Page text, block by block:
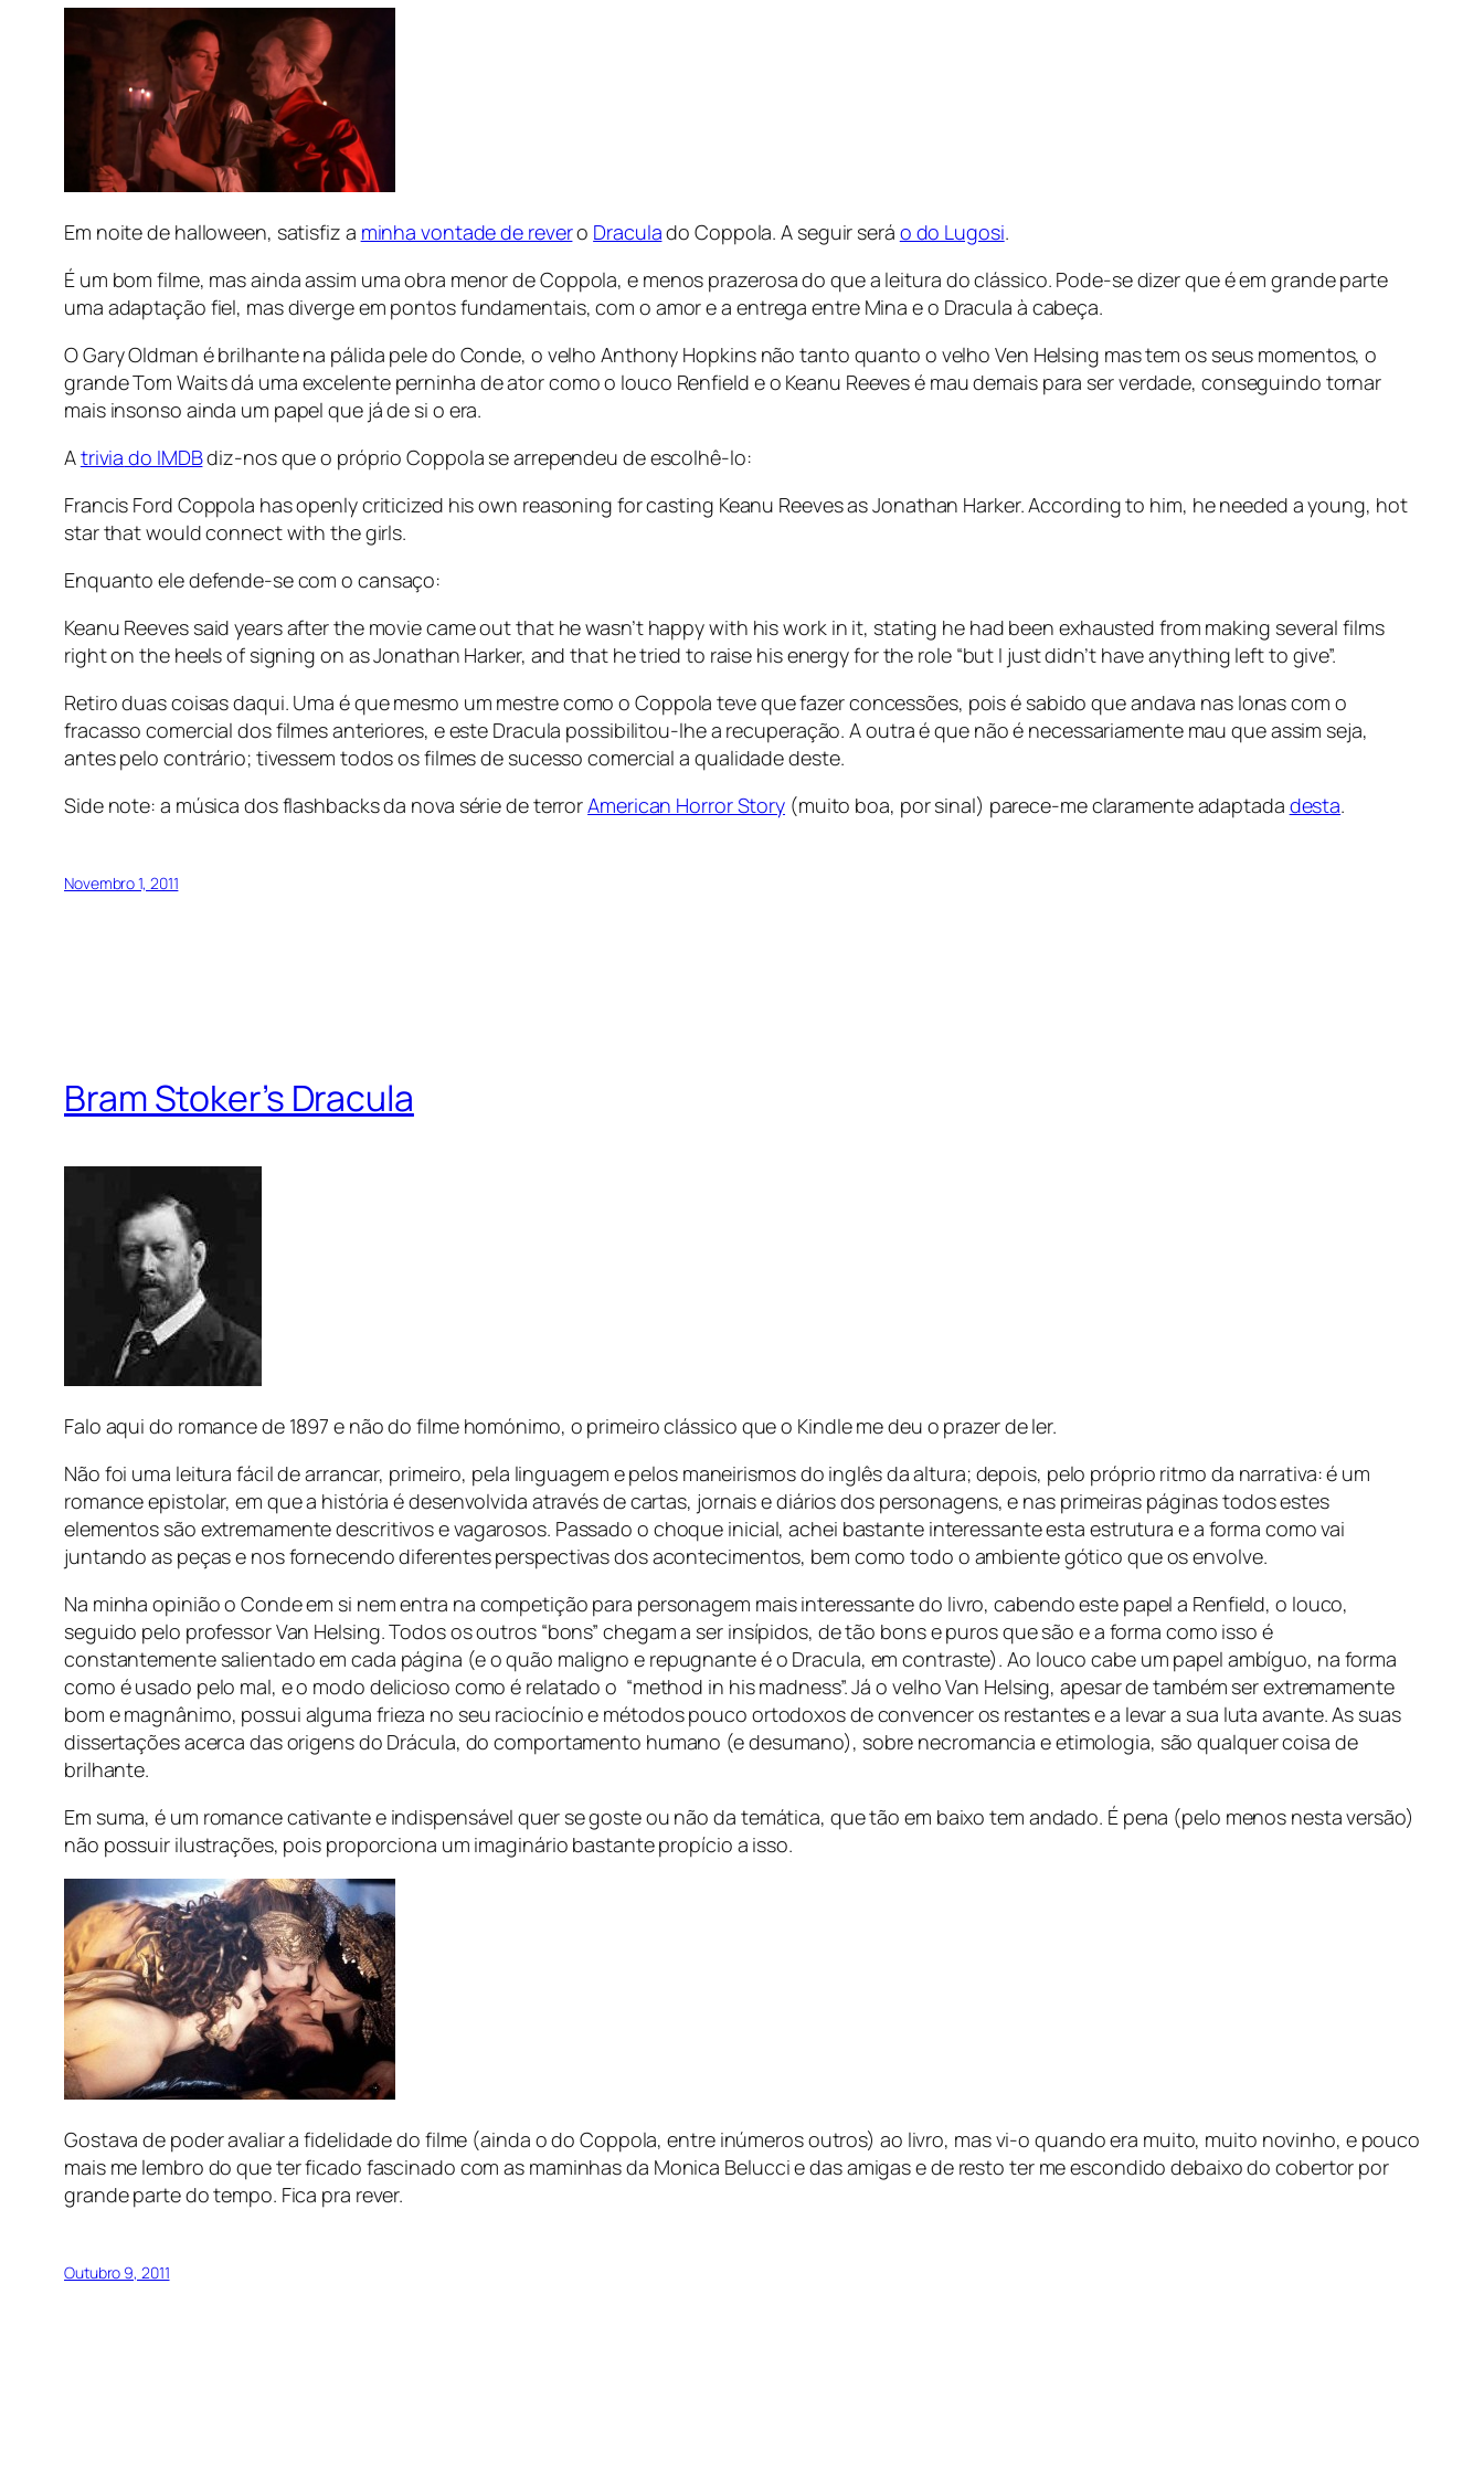
Em noite de halloween, satisfiz a minha vontade de revero Draculado Coppola. A seguir será o do Lugosi.
É um bom filme, mas ainda assim uma obra menor de Coppola, e menos prazerosa do que a leitura do clássico. Pode-se dizer que é em grande parte
uma adaptação fiel, mas diverge em pontos fundamentais, com o amor e a entrega entre Mina e o Dracula à cabeça.
O Gary Oldman é brilhante na pálida pele do Conde, o velho Anthony Hopkins não tanto quanto o velho Ven Helsing mas tem os seus momentos, o
grande Tom Waits dá uma excelente perninha de ator como o louco Renfield e o Keanu Reeves é mau demais para ser verdade, conseguindo tornar
mais insonso ainda um papel que já de si o era.
Atrivia do IMDBdiz-nos que o próprio Coppola se arrependeu de escolhê-lo:
Francis Ford Coppola has openly criticized his own reasoning for casting Keanu Reeves as Jonathan Harker. According to him, he needed a young, hot
star that would connect with the girls.
Enquanto ele defende-se com o cansaço:
Keanu Reeves said years after the movie came out that he wasn’t happy with his work in it, stating he had been exhausted from making several films
right on the heels of signing on as Jonathan Harker, and that he tried to raise his energy for the role “but I just didn’t have anything left to give”.
Retiro duas coisas daqui. Uma é que mesmo um mestre como o Coppola teve que fazer concessões, pois é sabido que andava nas lonas com o
fracasso comercial dos filmes anteriores, e este Dracula possibilitou-lhe a recuperação. A outra é que não é necessariamente mau que assim seja,
antes pelo contrário; tivessem todos os filmes de sucesso comercial a qualidade deste.
Side note: a música dos flashbacks da nova série de terrorAmerican Horror Story (muito boa, por sinal) parece-me claramente adaptada desta.
Novembro 1, 2011
Bram Stoker’s Dracula
Falo aqui do romance de 1897 e não do filme homónimo, o primeiro clássico que o Kindle me deu o prazer de ler.
Não foi uma leitura fácil de arrancar, primeiro, pela linguagem e pelos maneirismos do inglês da altura; depois, pelo próprio ritmo da narrativa: é um
romance epistolar, em que a história é desenvolvida através de cartas, jornais e diários dos personagens, e nas primeiras páginas todos estes
elementos são extremamente descritivos e vagarosos. Passado o choque inicial, achei bastante interessante esta estrutura e a forma como vai
juntando as peças e nos fornecendo diferentes perspectivas dos acontecimentos, bem como todo o ambiente gótico que os envolve.
Na minha opinião o Conde em si nem entra na competição para personagem mais interessante do livro, cabendo este papel a Renfield, o louco,
seguido pelo professor Van Helsing. Todos os outros “bons” chegam a ser insípidos, de tão bons e puros que são e a forma como isso é
constantemente salientado em cada página (e o quão maligno e repugnante é o Dracula, em contraste). Ao louco cabe um papel ambíguo, na forma
como é usado pelo mal, e o modo delicioso como é relatado o “method in his madness”. Já o velho Van Helsing, apesar de também ser extremamente
bom e magnânimo, possui alguma frieza no seu raciocínio e métodos pouco ortodoxos de convencer os restantes e a levar a sua luta avante. As suas
dissertações acerca das origens do Drácula, do comportamento humano (e desumano), sobre necromancia e etimologia, são qualquer coisa de
brilhante.
Em suma, é um romance cativante e indispensável quer se goste ou não da temática, que tão em baixo tem andado. É pena (pelo menos nesta versão)
não possuir ilustrações, pois proporciona um imaginário bastante propício a isso.
Gostava de poder avaliar a fidelidade do filme (ainda o do Coppola, entre inúmeros outros) ao livro, mas vi-o quando era muito, muito novinho, e pouco
mais me lembro do que ter ficado fascinado com as maminhas da Monica Belucci e das amigas e de resto ter me escondido debaixo do cobertor por
grande parte do tempo. Fica pra rever.
Outubro 9, 2011